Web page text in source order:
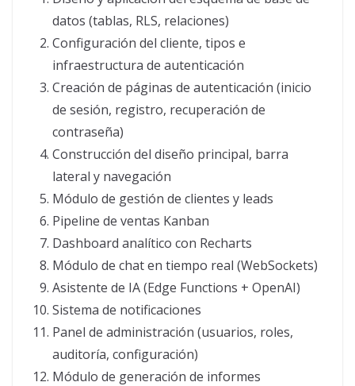
datos (tablas, RLS, relaciones)
Configuración del cliente, tipos e
infraestructura de autenticación
Creación de páginas de autenticación (inicio
de sesión, registro, recuperación de
contraseña)
Construcción del diseño principal, barra
lateral y navegación
Módulo de gestión de clientes y leads
Pipeline de ventas Kanban
Dashboard analítico con Recharts
Módulo de chat en tiempo real (WebSockets)
Asistente de IA (Edge Functions + OpenAI)
Sistema de notificaciones
Panel de administración (usuarios, roles,
auditoría, configuración)
Módulo de generación de informes